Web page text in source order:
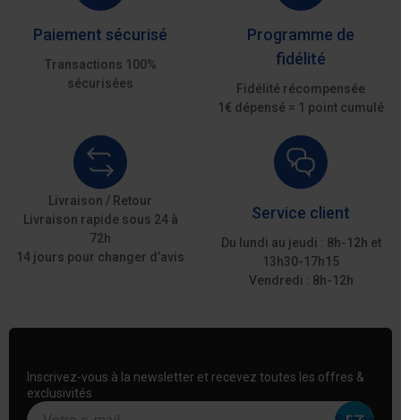
Paiement sécurisé
Transactions 100%
sécurisées
Programme de
fidélité
Fidélité récompensée
1€ dépensé = 1 point cumulé
Livraison / Retour
Livraison rapide sous 24 à
72h
14 jours pour changer d’avis
Service client
Du lundi au jeudi : 8h-12h et
13h30-17h15
Vendredi : 8h-12h
Inscrivez-vous à la newsletter et recevez toutes les offres &
exclusivités
Votre e-mail